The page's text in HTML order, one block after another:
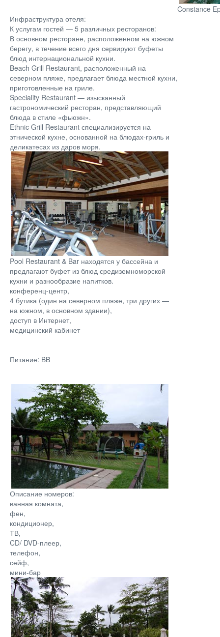
Constance
Инфраструктура отеля:
К услугам гостей — 5 различных ресторанов:
В основном ресторане, расположенном на южном
берегу, в течение всего дня сервируют буфеты
блюд интернациональной кухни.
Beach Grill Restaurant, расположенный на
северном пляже, предлагает блюда местной кухни,
приготовленные на гриле.
Speciality Restaurant — изысканный
гастрономический ресторан, представляющий
блюда в стиле «фьюжн».
Ethnic Grill Restaurant специализируется на
этнической кухне, основанной на блюдах-гриль и
деликатесах из даров моря.
Pool Restaurant & Bar находятся у бассейна и
предлагают буфет из блюд средиземноморской
кухни и разнообразие напитков.
конференц-центр,
4 бутика (один на северном пляже, три других —
на южном, в основном здании),
доступ в Интернет,
медицинский кабинет
Питание: BB
Описание номеров:
ванная комната,
фен,
кондиционер,
ТВ,
CD/ DVD-плеер,
телефон,
сейф,
мини-бар